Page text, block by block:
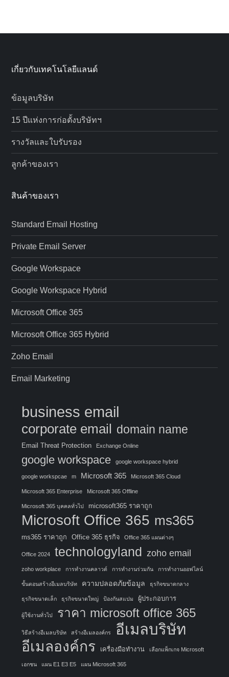
เกี่ยวกับเทคโนโลยีแลนด์
ข้อมูลบริษัท
15 ปีแห่งการก่อตั้งบริษัทฯ
รางวัลและใบรับรอง
ลูกค้าของเรา
สินค้าของเรา
Standard Email Hosting
Private Email Server
Google Workspace
Google Workspace Hybrid
Microsoft Office 365
Microsoft Office 365 Hybrid
Zoho Email
Email Marketing
business email
corporate email domain name
Email Threat Protection Exchange Online
google workspace google workspace hybrid
google workspcae m Microsoft 365 Microsoft 365 Cloud
Microsoft 365 Enterprise Microsoft 365 Offline
Microsoft 365 บุคคลทั่วไป microsoft365 ราคาถูก
Microsoft Office 365 ms365
ms365 ราคาถูก Office 365 ธุรกิจ Office 365 แผนต่างๆ
Office 2024 technologyland zoho email
zoho workplace การทำงานคลาวด์ การทำงานร่วมกัน การทำงานออฟไลน์
ขั้นตอนสร้างอีเมลบริษัท ความปลอดภัยข้อมูล ธุรกิจขนาดกลาง
ธุรกิจขนาดเล็ก ธุรกิจขนาดใหญ่ ป้องกันสแปม ผู้ประกอบการ
ผู้ใช้งานทั่วไป ราคา microsoft office 365
วิธีสร้างอีเมลบริษัท สร้างอีเมลองค์กร อีเมลบริษัท
อีเมลองค์กร เครื่องมือทำงาน เลือกแพ็กเกจ Microsoft
เอกชน แผน E1 E3 E5 แผน Microsoft 365